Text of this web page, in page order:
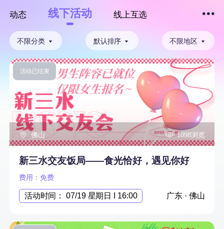
动态 线下活动 线上互选
下拉刷新
不限分类 默认排序 不限地区
佛山 1098浏览
活动已结束
新三水交友饭局——食光恰好，遇见你好
费用：免费
活动时间： 07/19 星期日 I 16:00 广东 · 佛山